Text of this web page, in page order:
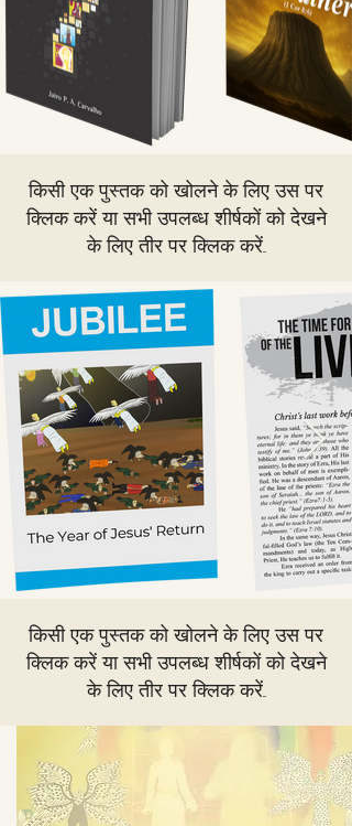
किसी एक पुस्तक को खोलने के लिए उस पर
क्लिक करें या सभी उपलब्ध शीर्षकों को देखने
के लिए तीर पर क्लिक करें...
किसी एक पुस्तक को खोलने के लिए उस पर
क्लिक करें या सभी उपलब्ध शीर्षकों को देखने
के लिए तीर पर क्लिक करें...